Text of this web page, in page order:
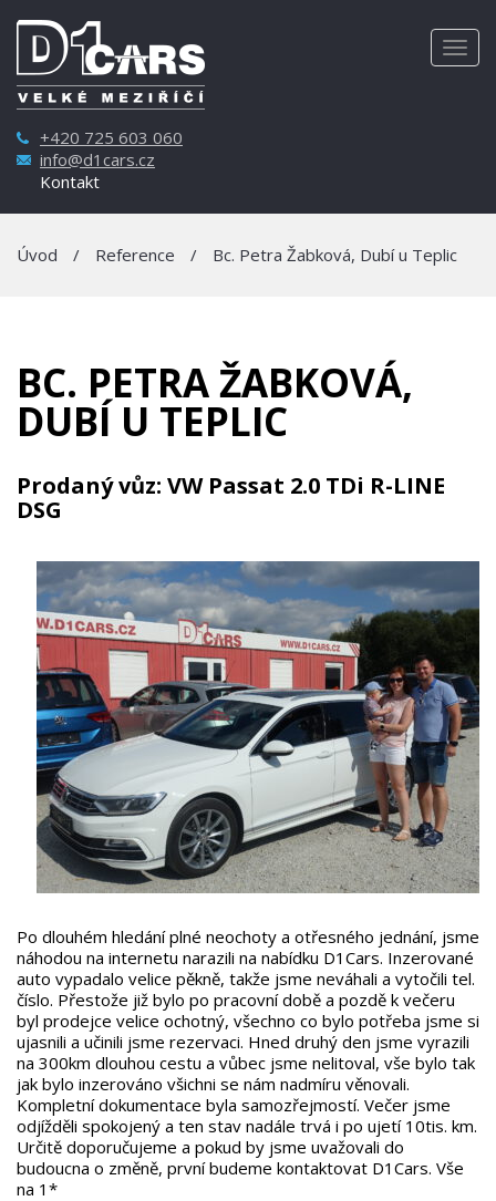
+420 725 603 060
info@d1cars.cz
Kontakt
Úvod / Reference / Bc. Petra Žabková, Dubí u Teplic
BC. PETRA ŽABKOVÁ,
DUBÍ U TEPLIC
Prodaný vůz: VW Passat 2.0 TDi R-LINE
DSG
Po dlouhém hledání plné neochoty a otřesného jednání, jsme
náhodou na internetu narazili na nabídku D1Cars. Inzerované
auto vypadalo velice pěkně, takže jsme neváhali a vytočili tel.
číslo. Přestože již bylo po pracovní době a pozdě k večeru
byl prodejce velice ochotný, všechno co bylo potřeba jsme si
ujasnili a učinili jsme rezervaci. Hned druhý den jsme vyrazili
na 300km dlouhou cestu a vůbec jsme nelitoval, vše bylo tak
jak bylo inzerováno všichni se nám nadmíru věnovali.
Kompletní dokumentace byla samozřejmostí. Večer jsme
odjížděli spokojený a ten stav nadále trvá i po ujetí 10tis. km.
Určitě doporučujeme a pokud by jsme uvažovali do
budoucna o změně, první budeme kontaktovat D1Cars. Vše
na 1*